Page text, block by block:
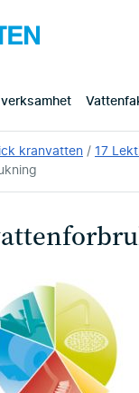
kranvatten
17